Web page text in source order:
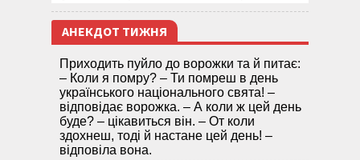
АНЕКДОТ ТИЖНЯ
Приходить пуйло до ворожки та й питає:
– Коли я помру? – Ти помреш в день
українського національного свята! –
відповідає ворожка. – А коли ж цей день
буде? – цікавиться він. – От коли
здохнеш, тоді й настане цей день! –
відповіла вона.